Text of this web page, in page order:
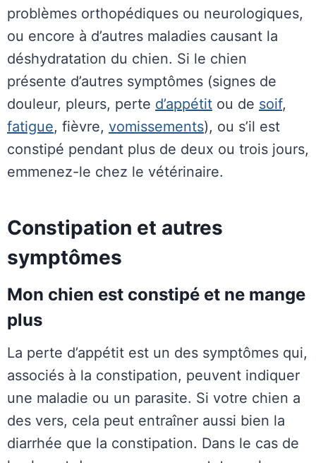
problèmes orthopédiques ou neurologiques,
ou encore à d’autres maladies causant la
déshydratation du chien. Si le chien
présente d’autres symptômes (signes de
douleur, pleurs, perte d’appétit ou de soif,
fatigue, fièvre, vomissements), ou s’il est
constipé pendant plus de deux ou trois jours,
emmenez-le chez le vétérinaire.
Constipation et autres
symptômes
Mon chien est constipé et ne mange
plus
La perte d’appétit est un des symptômes qui,
associés à la constipation, peuvent indiquer
une maladie ou un parasite. Si votre chien a
des vers, cela peut entraîner aussi bien la
diarrhée que la constipation. Dans le cas de